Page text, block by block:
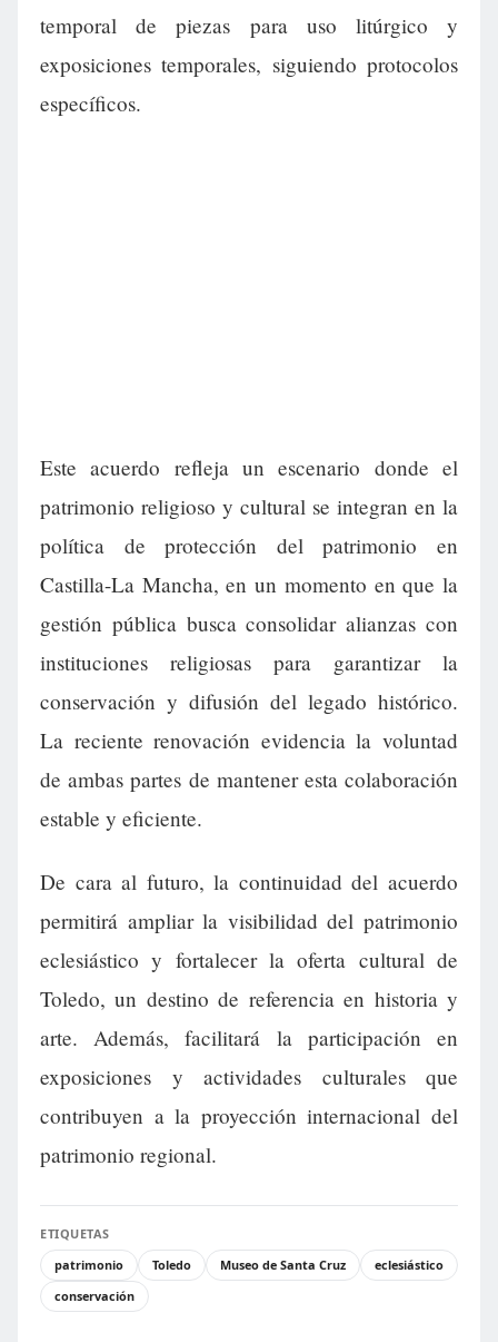
temporal de piezas para uso litúrgico y
exposiciones temporales, siguiendo protocolos
específicos.
Este acuerdo refleja un escenario donde el
patrimonio religioso y cultural se integran en la
política de protección del patrimonio en
Castilla-La Mancha, en un momento en que la
gestión pública busca consolidar alianzas con
instituciones religiosas para garantizar la
conservación y difusión del legado histórico.
La reciente renovación evidencia la voluntad
de ambas partes de mantener esta colaboración
estable y eficiente.
De cara al futuro, la continuidad del acuerdo
permitirá ampliar la visibilidad del patrimonio
eclesiástico y fortalecer la oferta cultural de
Toledo, un destino de referencia en historia y
arte. Además, facilitará la participación en
exposiciones y actividades culturales que
contribuyen a la proyección internacional del
patrimonio regional.
ETIQUETAS
patrimonio
Toledo Museo de Santa Cruz
eclesiástico
conservación